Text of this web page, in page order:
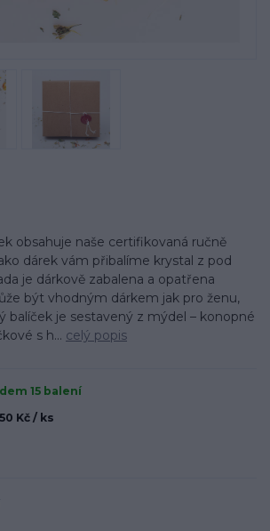
obsahuje naše certifikovaná ručně
dárek vám přibalíme krystal z pod
je dárkově zabalena a opatřena
být vhodným dárkem jak pro ženu,
balíček je sestavený z mýdel – konopné
s h... celý popis
15 balení
Kč / ks